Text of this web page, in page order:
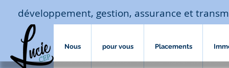
développement, gestion, assurance et
Nous pour vous Placements